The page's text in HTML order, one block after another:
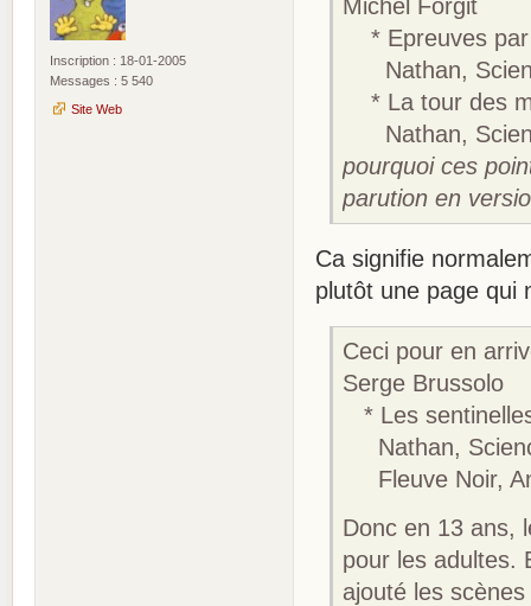
Inscription : 18-01-2005
Messages : 5 540
Site Web
Michel Forgit
* Epreuves
Nathan,
* La tour des
Nathan,
pourquoi ces
parution en
Ca signifie
plutôt une page qui
Ceci pour en
Serge Brussolo
* Les
Nathan,
Fleuve Noir,
Donc en 13 ans,
pour les adultes.
ajouté les